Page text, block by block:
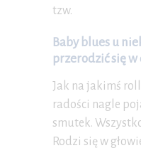
tzw.
Baby blues u
przerodzić się
Jak na jakimś
radości nagle
smutek.
Rodzi się w